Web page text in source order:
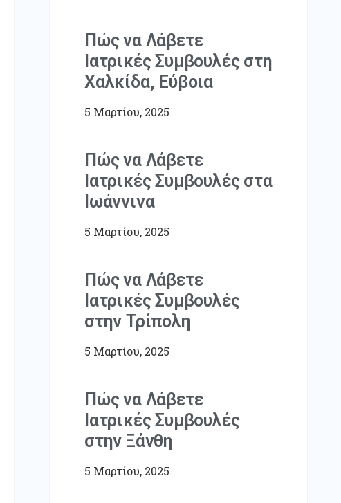
Πώς να Λάβετε
Ιατρικές Συμβουλές στη
Χαλκίδα, Εύβοια
5 Μαρτίου, 2025
Πώς να Λάβετε
Ιατρικές Συμβουλές στα
Ιωάννινα
5 Μαρτίου, 2025
Πώς να Λάβετε
Ιατρικές Συμβουλές
στην Τρίπολη
5 Μαρτίου, 2025
Πώς να Λάβετε
Ιατρικές Συμβουλές
στην Ξάνθη
5 Μαρτίου, 2025